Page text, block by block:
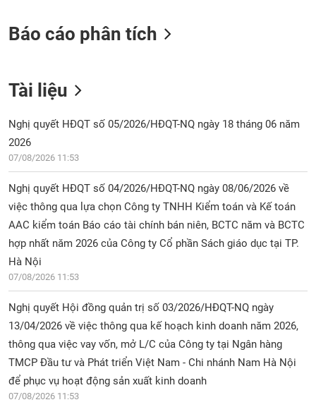
Báo cáo phân tích
Tài liệu
Nghị quyết HĐQT số 05/2026/HĐQT-NQ ngày 18 tháng 06 năm
2026
07/08/2026 11:53
Nghị quyết HĐQT số 04/2026/HĐQT-NQ ngày 08/06/2026 về
việc thông qua lựa chọn Công ty TNHH Kiểm toán và Kế toán
AAC kiểm toán Báo cáo tài chính bán niên, BCTC năm và BCTC
hợp nhất năm 2026 của Công ty Cổ phần Sách giáo dục tại TP.
Hà Nội
07/08/2026 11:53
Nghị quyết Hội đồng quản trị số 03/2026/HĐQT-NQ ngày
13/04/2026 về việc thông qua kế hoạch kinh doanh năm 2026,
thông qua việc vay vốn, mở L/C của Công ty tại Ngân hàng
TMCP Đầu tư và Phát triển Việt Nam - Chi nhánh Nam Hà Nội
để phục vụ hoạt động sản xuất kinh doanh
07/08/2026 11:53